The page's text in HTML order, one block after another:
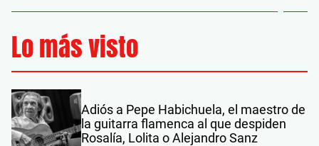
Lo más visto
Adiós a Pepe Habichuela, el maestro de
la guitarra flamenca al que despiden
Rosalía, Lolita o Alejandro Sanz